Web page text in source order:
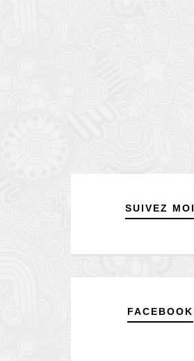
SUIVEZ MOI
FACEBOOK